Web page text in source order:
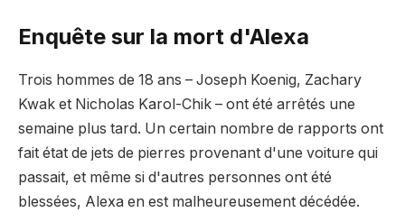
Enquête sur la mort d'Alexa
Trois hommes de 18 ans – Joseph Koenig, Zachary
Kwak et Nicholas Karol-Chik – ont été arrêtés une
semaine plus tard. Un certain nombre de rapports ont
fait état de jets de pierres provenant d'une voiture qui
passait, et même si d'autres personnes ont été
blessées, Alexa en est malheureusement décédée.